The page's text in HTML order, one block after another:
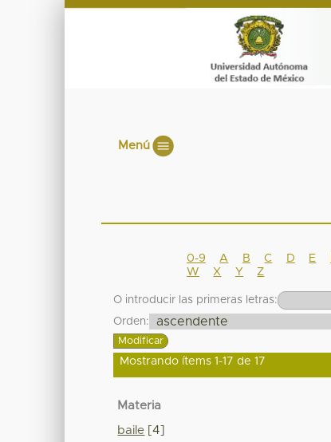
Menú
0-9 A B C D E
W
X Y Z
O introducir las primeras letras:
Orden:
Mostrando ítems 1-17 de 17
Materia
baile [4]